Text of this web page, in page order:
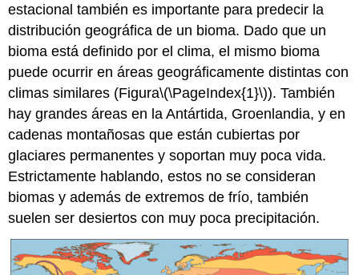
estacional también es importante para predecir la
distribución geográfica de un bioma. Dado que un
bioma está definido por el clima, el mismo bioma
puede ocurrir en áreas geográficamente distintas con
climas similares (Figura\(\PageIndex{1}\)). También
hay grandes áreas en la Antártida, Groenlandia, y en
cadenas montañosas que están cubiertas por
glaciares permanentes y soportan muy poca vida.
Estrictamente hablando, estos no se consideran
biomas y además de extremos de frío, también
suelen ser desiertos con muy poca precipitación.